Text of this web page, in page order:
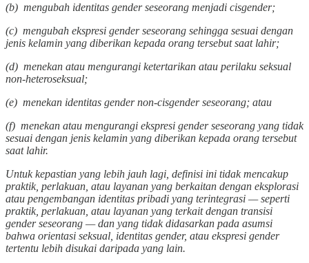
(b) mengubah identitas gender seseorang menjadi cisgender;
(c) mengubah ekspresi gender seseorang sehingga sesuai dengan
jenis kelamin yang diberikan kepada orang tersebut saat lahir;
(d) menekan atau mengurangi ketertarikan atau perilaku seksual
non-heteroseksual;
(e) menekan identitas gender non-cisgender seseorang; atau
(f) menekan atau mengurangi ekspresi gender seseorang yang tidak
sesuai dengan jenis kelamin yang diberikan kepada orang tersebut
saat lahir.
Untuk kepastian yang lebih jauh lagi, definisi ini tidak mencakup
praktik, perlakuan, atau layanan yang berkaitan dengan eksplorasi
atau pengembangan identitas pribadi yang terintegrasi — seperti
praktik, perlakuan, atau layanan yang terkait dengan transisi
gender seseorang — dan yang tidak didasarkan pada asumsi
bahwa orientasi seksual, identitas gender, atau ekspresi gender
tertentu lebih disukai daripada yang lain.